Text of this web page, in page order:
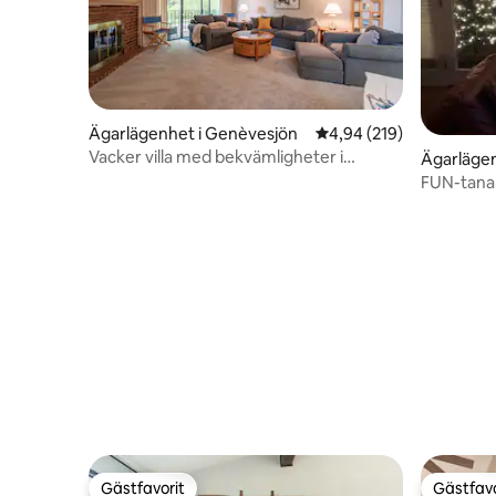
Ägarlägenhet i Genèvesjön 4,94 av 5 i
4,94 (219)
Vacker villa med bekvämligheter i
Geneva
FUN-
Gästfavorit